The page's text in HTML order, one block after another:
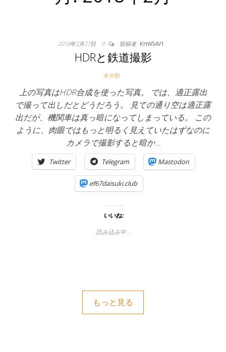
2018年2月27日 0 投稿者: KHWS4V1
HDRと鉄道撮影
未分類
上の写真はHDR合成を使った写真。 では、適正露出
で撮って出しだとどうだろう。 見ての通り空は適正露
出だが、機関車は真っ暗になってしまっている。 この
ように、肉眼ではもっと明るく見えていたはずなのに
カメラで撮影すると暗か…
Twitter Telegram Mastodon
ef67daisuki.club
いいね:
読み込み中…
もっと見る